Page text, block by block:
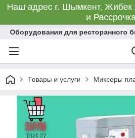
Наш адрес г. Шымкент, Жибек
и
Оборудования для ресторанного
Товары и услуги Миксеры